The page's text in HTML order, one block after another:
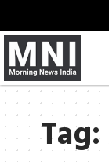
Tag: